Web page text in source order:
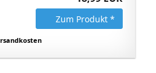
Zum Produkt *